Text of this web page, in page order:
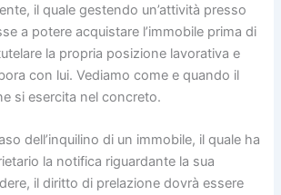
il quale gestendo un’attività presso
a potere acquistare l’immobile prima di
la propria posizione lavorativa e
con lui. Vediamo come e quando il
si esercita nel concreto.
dell’inquilino di un immobile, il quale ha
la notifica riguardante la sua
il diritto di prelazione dovrà essere